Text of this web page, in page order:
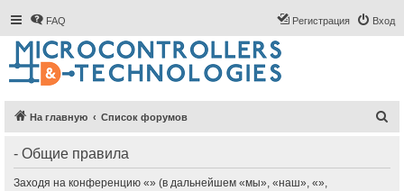
FAQ Вход
Регистрация
На главную Список форумов
- Общие правила
Заходя на конференцию «» (в дальнейшем «мы», «наш», «»,